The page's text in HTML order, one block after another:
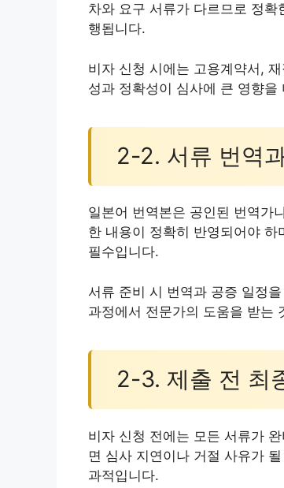
차와 요구 서류가 다르므로 정
행됩니다.
비자 신청 시에는 고용계약서,
성과 정확성이 심사에 큰 영향을
2-2. 서류 번역
일본어 번역본은 공인된 번역가
한 내용이 정확히 반영되어야
필수입니다.
서류 준비 시 번역과 공증 일정
과정에서 전문가의 도움을 받는
2-3. 제출 전 최
비자 신청 전에는 모든 서류가
면 심사 지연이나 거절 사유가
과적입니다.